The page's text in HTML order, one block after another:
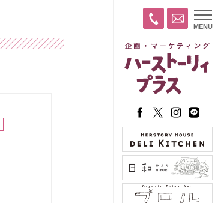
t
o
g
e
n
t
o
n
MENU